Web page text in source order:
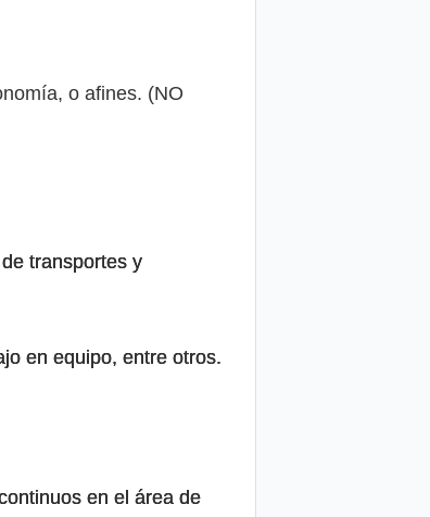
o afines. (NO
transportes y
en equipo, entre otros.
en el área de